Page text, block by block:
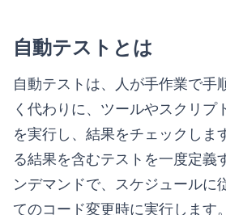
自動テストとは
自動テストは、人が手作業で手
く代わりに、ツールやスクリプ
を実行し、結果をチェックしま
る結果を含むテストを一度定義
ンデマンドで、スケジュールに
てのコード変更時に実行します。